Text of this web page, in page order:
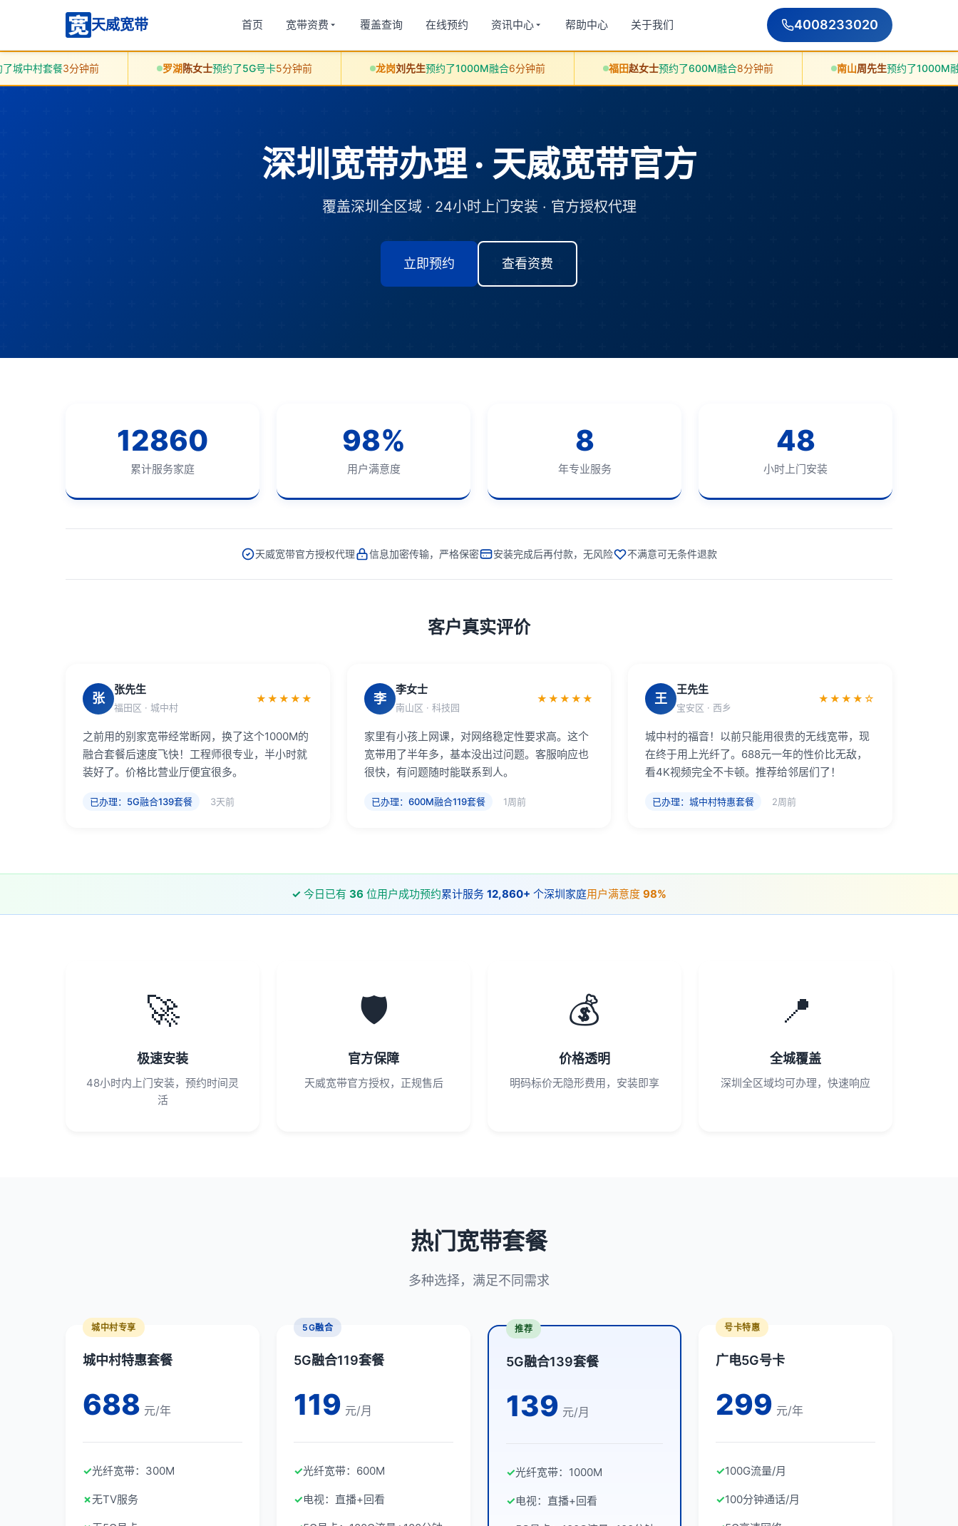
天威宽带 首页 宽带资费 覆盖查询 在线预约 资讯中心 帮助中心 关于我们 4008233020
3分钟前 预约了5G号卡5分钟前 预约了1000M融合6分钟前 预约了600M融合8分钟前 预约了1000M融合10分钟前
深圳宽带办理 · 天威宽带官方
覆盖深圳全区域 · 24小时上门安装 · 官方授权代理
立即预约 查看资费
12860
累计服务家庭
98%
用户满意度
8
年专业服务
48
小时上门安装
天威宽带官方授权代理 信息加密传输，严格保密 安装完成后再付款，无风险 不满意可无条件退款
客户真实评价
张
张先生
福田区 · 城中村
★★★★★
之前用的别家宽带经常断网，换了这个1000M的
融合套餐后速度飞快！工程师很专业，半小时就
装好了。价格比营业厅便宜很多。
已办理：5G融合139套餐 3天前
李
李女士
南山区 · 科技园
★★★★★
家里有小孩上网课，对网络稳定性要求高。这个
宽带用了半年多，基本没出过问题。客服响应也
很快，有问题随时能联系到人。
已办理：600M融合119套餐 1周前
王
王先生
宝安区 · 西乡
★★★★☆
城中村的福音！以前只能用很贵的无线宽带，现
在终于用上光纤了。688元一年的性价比无敌，
看4K视频完全不卡顿。推荐给邻居们了！
已办理：城中村特惠套餐 2周前
✓ 今日已有 36 位用户成功预约累计服务 12,860+ 个深圳家庭用户满意度 98%
🚀
极速安装
48小时内上门安装，预约时间灵
活
🛡️
官方保障
天威宽带官方授权，正规售后
💰
价格透明
明码标价无隐形费用，安装即享
📍
全城覆盖
深圳全区域均可办理，快速响应
热门宽带套餐
多种选择，满足不同需求
城中村专享
城中村特惠套餐
688 元/年
✓光纤宽带：300M
✗无TV服务
5G融合
5G融合119套餐
119 元/月
✓光纤宽带：600M
✓电视：直播+回看
推荐
5G融合139套餐
139 元/月
✓光纤宽带：1000M
✓电视：直播+回看
号卡特惠
广电5G号卡
299 元/年
✓100G流量/月
✓100分钟通话/月